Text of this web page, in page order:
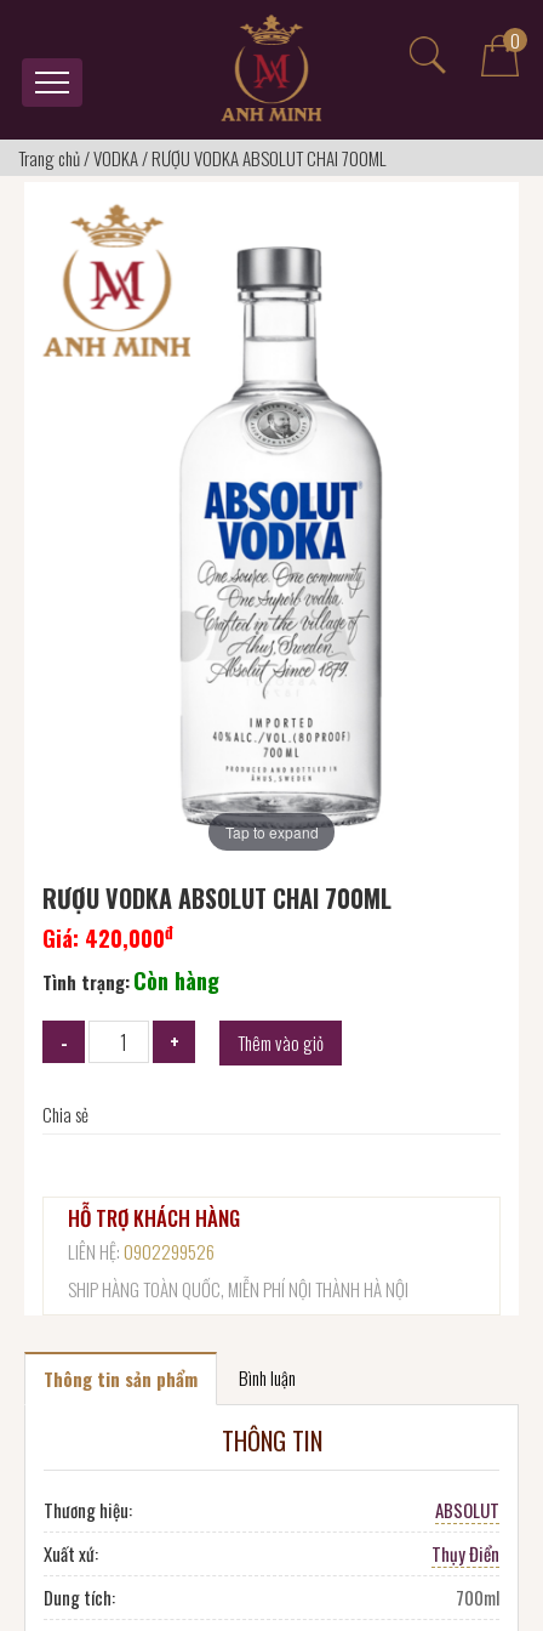
0
Trang chủ/VODKA/RƯỢU VODKA ABSOLUT CHAI 700ML
Tap to expand
RƯỢU VODKA ABSOLUT CHAI 700ML
Giá: 420,000đ
Tình trạng:Còn hàng
Thêm vào giỏ
Chia sẻ
HỖ TRỢ KHÁCH HÀNG
LIÊN HỆ:0902299526
SHIP HÀNG TOÀN QUỐC, MIỄN PHÍ NỘI THÀNH HÀ NỘI
Thông tin sản phẩm Bình luận
THÔNG TIN
Thương hiệu:
ABSOLUT
Xuất xứ:
Thụy Điển
Dung tích:
700ml